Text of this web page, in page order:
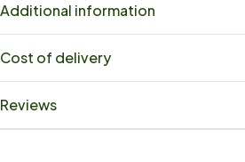
Additional information
Cost of delivery
Reviews